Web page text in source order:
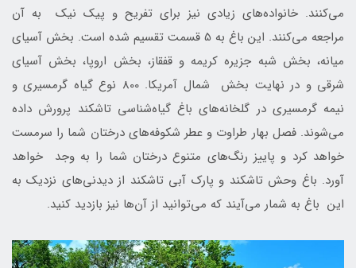
می‌کنند. خانواده‌های زیادی نیز برای تفریح و پیک نیک به آن
مراجعه می‌کنند. این باغ به 5 قسمت تقسیم شده است. بخش آسیای
میانه، بخش شبه جزیره کریمه و قفقاز، بخش اروپا، بخش آسیای
شرقی و در نهایت بخش شمال آمریکا. 800 نوع گیاه گرمسیری و
نیمه گرمسیری در گلخانه‌های باغ گیاه‌شناسی تاشکند پرورش داده
می‌شوند. فصل بهار طراوت و عطر شکوفه‌های درختان شما را سرمست
خواهد کرد و پاییز رنگ‌های متنوع درختان شما را به وجد خواهد
آورد. باغ وحش تاشکند و پارک آبی تاشکند از دیدنی‌های نزدیک به
این باغ به شمار می‌آیند که می‌توانید از آن‌ها نیز بازدید کنید.